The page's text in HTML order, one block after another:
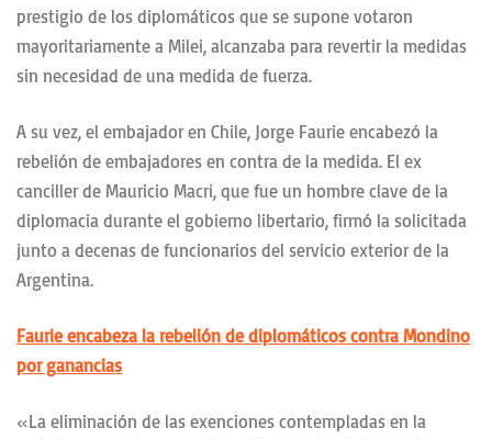
prestigio de los diplomáticos que se supone votaron
mayoritariamente a Milei, alcanzaba para revertir la medidas
sin necesidad de una medida de fuerza.
A su vez, el embajador en Chile, Jorge Faurie encabezó la
rebelión de embajadores en contra de la medida. El ex
canciller de Mauricio Macri, que fue un hombre clave de la
diplomacia durante el gobierno libertario, firmó la solicitada
junto a decenas de funcionarios del servicio exterior de la
Argentina.
Faurie encabeza la rebelión de diplomáticos contra Mondino
por ganancias
«La eliminación de las exenciones contempladas en la